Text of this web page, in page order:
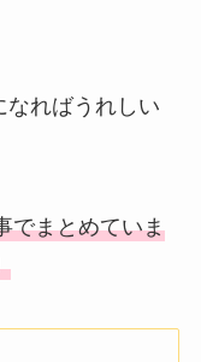
なればうれしい
でまとめていま